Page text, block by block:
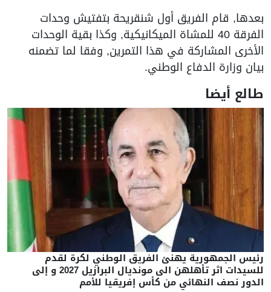
بعدها, قام الفريق أول شنقريحة بتفتيش وحدات
الفرقة 40 للمشاة الميكانيكية, وكذا بقية الوحدات
الأخرى المشاركة في هذا التمرين, وفقا لما تضمنه
بيان وزارة الدفاع الوطني.
طالع أيضا
رئيس الجمهورية يهنئ الفريق الوطني لكرة لقدم
للسيدات اثر تأهلهن الى مونديال البرازيل 2027 و إلى
الدور نصف النهائي من كأس إفريقيا للأمم